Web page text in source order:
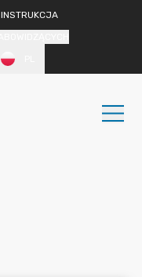
INSTRUKCJA